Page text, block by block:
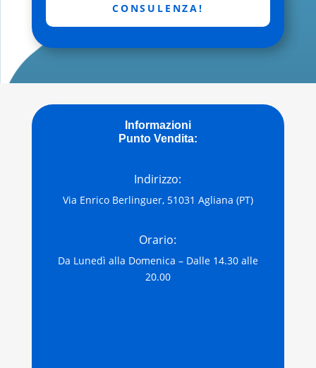
CONSULENZA!
Informazioni
Punto Vendita:
Indirizzo:
Via Enrico Berlinguer, 51031 Agliana (PT)
Orario:
Da Lunedì alla Domenica – Dalle 14.30 alle
20.00